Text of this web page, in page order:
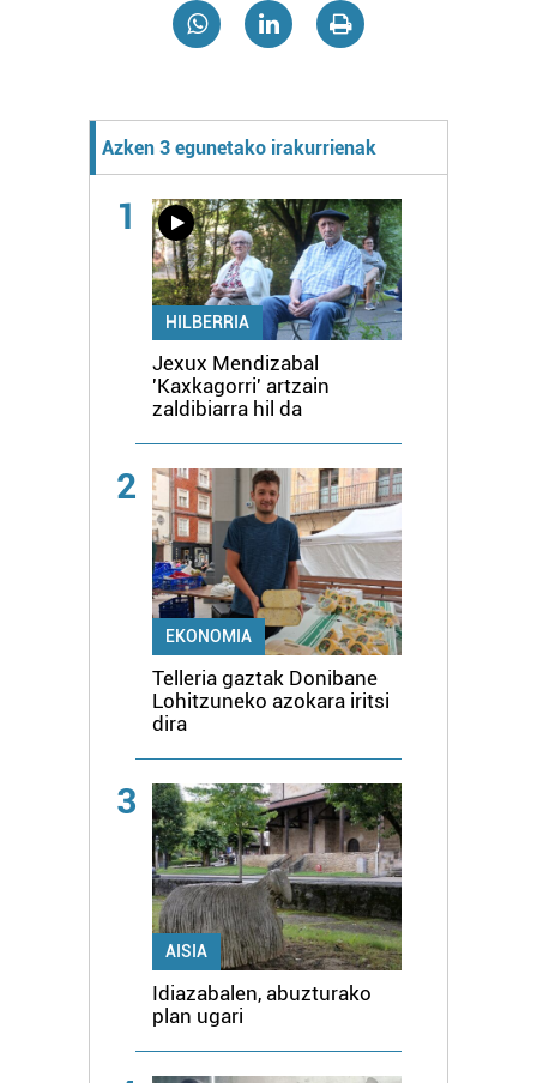
Azken 3 egunetako irakurrienak
1
HILBERRIA
Jexux Mendizabal
'Kaxkagorri' artzain
zaldibiarra hil da
2
EKONOMIA
Telleria gaztak Donibane
Lohitzuneko azokara iritsi
dira
3
AISIA
Idiazabalen, abuzturako
plan ugari